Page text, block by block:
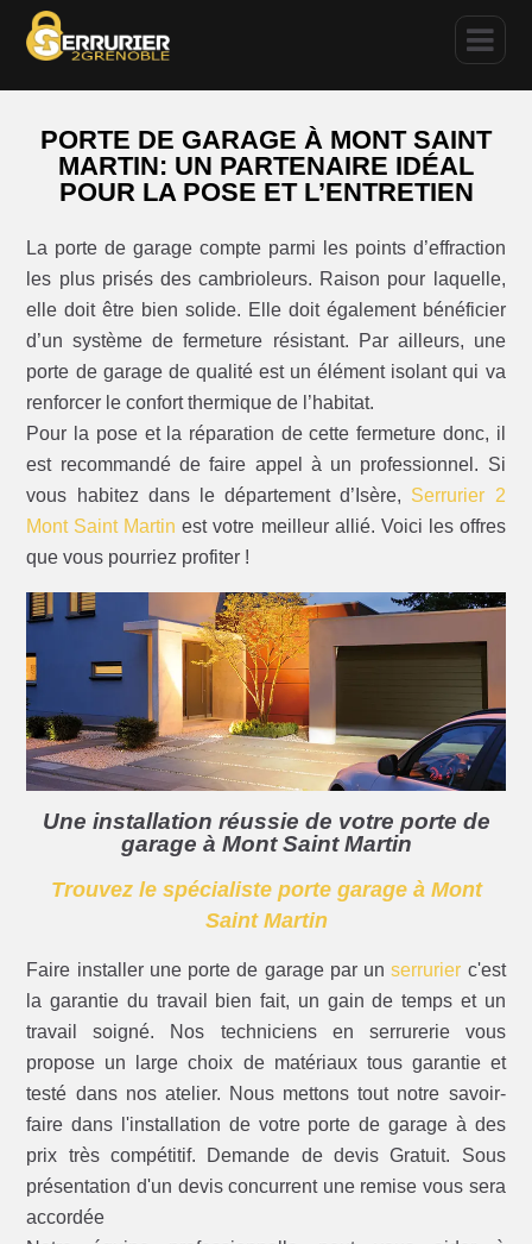
PORTE DE GARAGE À MONT SAINT
MARTIN: UN PARTENAIRE IDÉAL
POUR LA POSE ET L’ENTRETIEN
La porte de garage compte parmi les points d’effraction
les plus prisés des cambrioleurs. Raison pour laquelle,
elle doit être bien solide. Elle doit également bénéficier
d’un système de fermeture résistant. Par ailleurs, une
porte de garage de qualité est un élément isolant qui va
renforcer le confort thermique de l’habitat.
Pour la pose et la réparation de cette fermeture donc, il
est recommandé de faire appel à un professionnel. Si
vous habitez dans le département d’Isère, Serrurier 2
Mont Saint Martin est votre meilleur allié. Voici les offres
que vous pourriez profiter !
Une installation réussie de votre porte de
garage à Mont Saint Martin
Trouvez le spécialiste porte garage à Mont
Saint Martin
Faire installer une porte de garage par unserrurier c'est
la garantie du travail bien fait, un gain de temps et un
travail soigné. Nos techniciens en serrurerie vous
propose un large choix de matériaux tous garantie et
testé dans nos atelier. Nous mettons tout notre savoir-
faire dans l'installation de votre porte de garage à des
prix très compétitif. Demande de devis Gratuit. Sous
présentation d'un devis concurrent une remise vous sera
accordée